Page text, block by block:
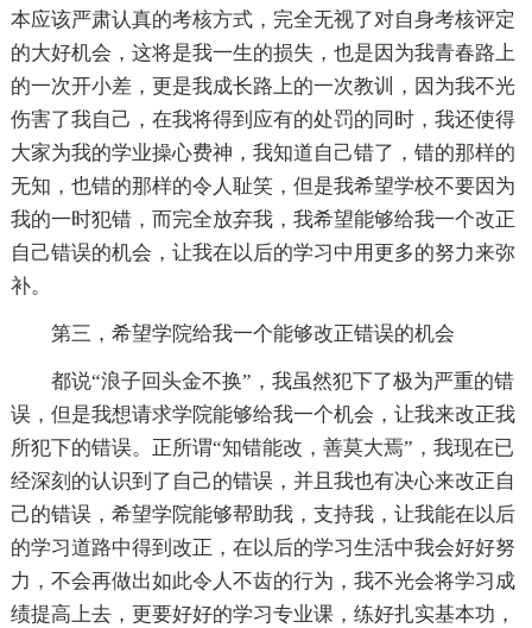
本应该严肃认真的考核方式，完全无视了对自身考核评定
的大好机会，这将是我一生的损失，也是因为我青春路上
的一次开小差，更是我成长路上的一次教训，因为我不光
伤害了我自己，在我将得到应有的处罚的同时，我还使得
大家为我的学业操心费神，我知道自己错了，错的那样的
无知，也错的那样的令人耻笑，但是我希望学校不要因为
我的一时犯错，而完全放弃我，我希望能够给我一个改正
自己错误的机会，让我在以后的学习中用更多的努力来弥
补。
第三，希望学院给我一个能够改正错误的机会
都说“浪子回头金不换”，我虽然犯下了极为严重的错
误，但是我想请求学院能够给我一个机会，让我来改正我
所犯下的错误。正所谓“知错能改，善莫大焉”，我现在已
经深刻的认识到了自己的错误，并且我也有决心来改正自
己的错误，希望学院能够帮助我，支持我，让我能在以后
的学习道路中得到改正，在以后的学习生活中我会好好努
力，不会再做出如此令人不齿的行为，我不光会将学习成
绩提高上去，更要好好的学习专业课，练好扎实基本功，